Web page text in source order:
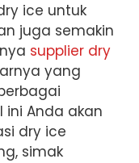
ice untuk
juga semakin
supplier dry
yang
ini Anda akan
dry ice
simak